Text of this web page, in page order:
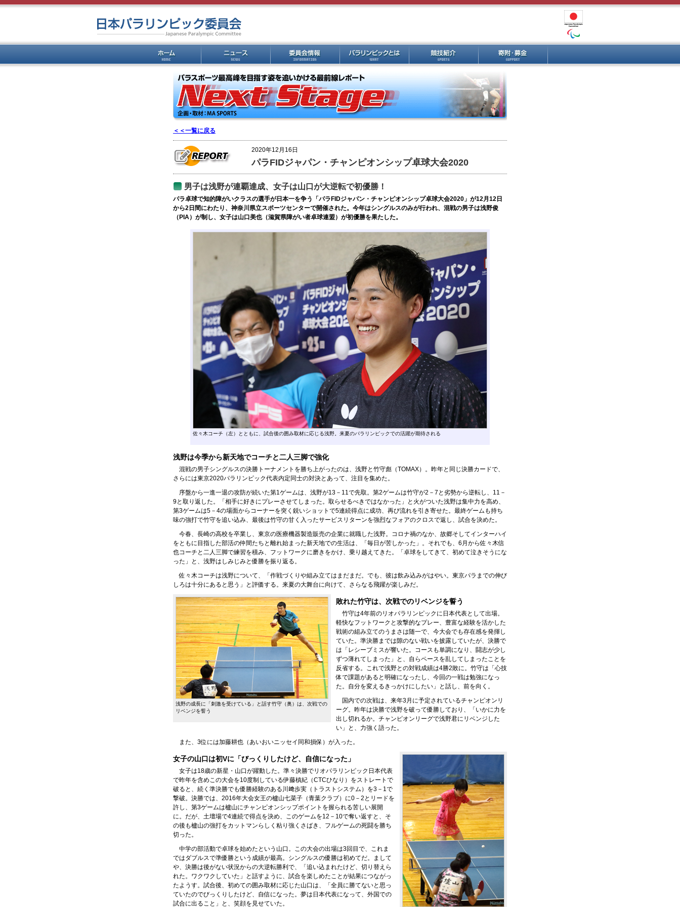
＜＜一覧に戻る
2020年12月16日
パラFIDジャパン・チャンピオンシップ卓球大会2020
男子は浅野が連覇達成、女子は山口が大逆転で初優勝！
パラ卓球で知的障がいクラスの選手が日本一を争う「パラFIDジャパン・チャンピオンシップ卓球大会2020」が12月12日
から2日間にわたり、神奈川県立スポーツセンターで開催された。今年はシングルスのみが行われ、混戦の男子は浅野俊
（PIA）が制し、女子は山口美也（滋賀県障がい者卓球連盟）が初優勝を果たした。
佐々木コーチ（左）とともに、試合後の囲み取材に応じる浅野。来夏のパラリンピックでの活躍が期待される
浅野は今季から新天地でコーチと二人三脚で強化
混戦の男子シングルスの決勝トーナメントを勝ち上がったのは、浅野と竹守彪（TOMAX）。昨年と同じ決勝カードで、
さらには東京2020パラリンピック代表内定同士の対決とあって、注目を集めた。
序盤から一進一退の攻防が続いた第1ゲームは、浅野が13－11で先取。第2ゲームは竹守が2－7と劣勢から逆転し、11－
9と取り返した。「相手に好きにプレーさせてしまった。取らせるべきではなかった」と火がついた浅野は集中力を高め、
第3ゲームは5－4の場面からコーナーを突く鋭いショットで5連続得点に成功、再び流れを引き寄せた。最終ゲームも持ち
味の強打で竹守を追い込み、最後は竹守の甘く入ったサービスリターンを強烈なフォアのクロスで返し、試合を決めた。
今春、長崎の高校を卒業し、東京の医療機器製造販売の企業に就職した浅野。コロナ禍のなか、故郷そしてインターハイ
をともに目指した部活の仲間たちと離れ始まった新天地での生活は、「毎日が苦しかった」。それでも、6月から佐々木信
也コーチと二人三脚で練習を積み、フットワークに磨きをかけ、乗り越えてきた。「卓球をしてきて、初めて泣きそうにな
った」と、浅野はしみじみと優勝を振り返る。
佐々木コーチは浅野について、「作戦づくりや組み立てはまだまだ。でも、彼は飲み込みがはやい。東京パラまでの伸び
しろは十分にあると思う」と評価する。来夏の大舞台に向けて、さらなる飛躍が楽しみだ。
浅野の成長に「刺激を受けている」と話す竹守（奥）は、次戦での
リベンジを誓う
敗れた竹守は、次戦でのリベンジを誓う
竹守は4年前のリオパラリンピックに日本代表として出場。
軽快なフットワークと攻撃的なプレー、豊富な経験を活かした
戦術の組み立てのうまさは随一で、今大会でも存在感を発揮し
ていた。準決勝までは隙のない戦いを披露していたが、決勝で
は「レシーブミスが響いた。コースも単調になり、闘志が少し
ずつ薄れてしまった」と、自らペースを乱してしまったことを
反省する。これで浅野との対戦成績は4勝2敗に。竹守は「心技
体で課題があると明確になったし、今回の一戦は勉強になっ
た。自分を変えるきっかけにしたい」と話し、前を向く。
国内での次戦は、来年3月に予定されているチャンピオンリ
ーグ。昨年は決勝で浅野を破って優勝しており、「いかに力を
出し切れるか。チャンピオンリーグで浅野君にリベンジした
い」と、力強く語った。
また、3位には加藤耕也（あいおいニッセイ同和損保）が入った。
女子の山口は初Vに「びっくりしたけど、自信になった」
女子は18歳の新星・山口が躍動した。準々決勝でリオパラリンピック日本代表
で昨年を含めこの大会を10度制している伊藤槙紀（CTCひなり）をストレートで
破ると、続く準決勝でも優勝経験のある川﨑歩実（トラストシステム）を3－1で
撃破。決勝では、2016年大会女王の櫨山七菜子（青葉クラブ）に0－2とリードを
許し、第3ゲームは櫨山にチャンピオンシップポイントを握られる苦しい展開
に。だが、土壇場で4連続で得点を決め、このゲームを12－10で奪い返すと、そ
の後も櫨山の強打をカットマンらしく粘り強くさばき、フルゲームの死闘を勝ち
切った。
中学の部活動で卓球を始めたという山口。この大会の出場は3回目で、これま
ではダブルスで準優勝という成績が最高。シングルスの優勝は初めてだ。まして
や、決勝は後がない状況からの大逆転勝利で、「追い込まれたけど、切り替えら
れた。ワクワクしていた」と話すように、試合を楽しめたことが結果につながっ
たようす。試合後、初めての囲み取材に応じた山口は、「全員に勝てないと思っ
ていたのでびっくりしたけど、自信になった。夢は日本代表になって、外国での
試合に出ること」と、笑顔を見せていた。